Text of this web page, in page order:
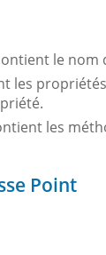
le nom
les
les
Point